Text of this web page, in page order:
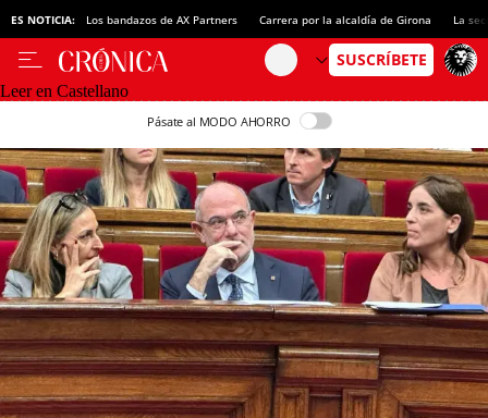
ES NOTICIA: Los bandazos de AX Partners Carrera por la alcaldía de Girona La
Leer en Castellano
Pásate al MODO AHORRO